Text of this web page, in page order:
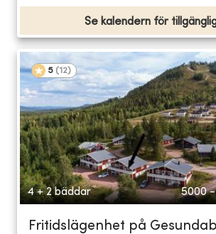
Se kalendern för
5 (12)
4 + 2 bäddar 5000
Fritidslägenhet på